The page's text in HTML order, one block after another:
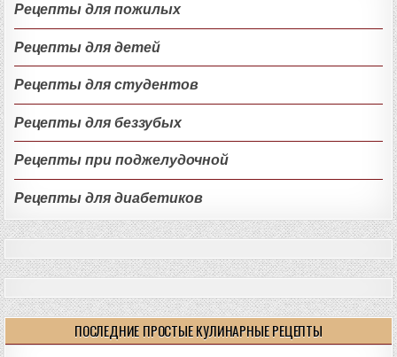
Рецепты для пожилых
Рецепты для детей
Рецепты для студентов
Рецепты для беззубых
Рецепты при поджелудочной
Рецепты для диабетиков
ПОСЛЕДНИЕ ПРОСТЫЕ КУЛИНАРНЫЕ РЕЦЕПТЫ